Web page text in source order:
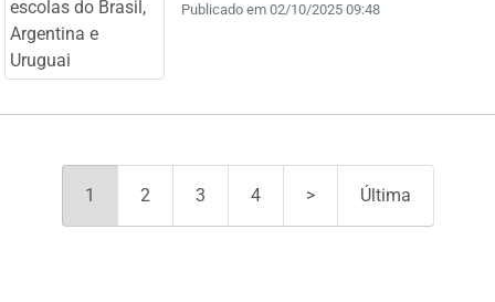
Publicado em 02/10/2025 09:48
1 2 3 4 > Última